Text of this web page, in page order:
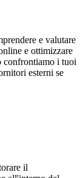
e valutare
e ottimizzare
confrontiamo i tuoi
esterni se
il